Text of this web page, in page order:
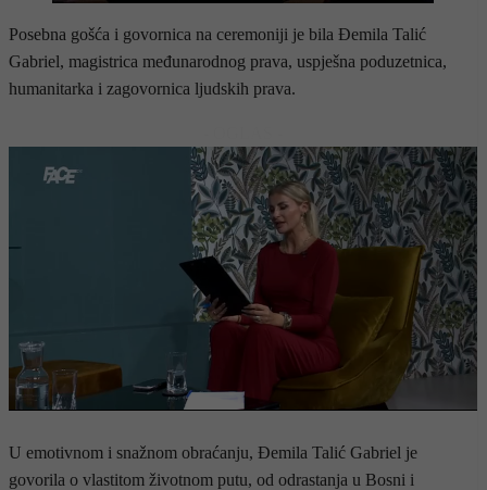
Posebna gošća i govornica na ceremoniji je bila Ðemila Talić
Gabriel, magistrica međunarodnog prava, uspješna poduzetnica,
humanitarka i zagovornica ljudskih prava.
U emotivnom i snažnom obraćanju, Ðemila Talić Gabriel je
govorila o vlastitom životnom putu, od odrastanja u Bosni i